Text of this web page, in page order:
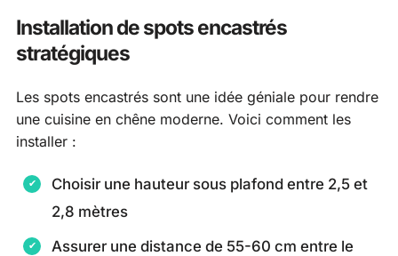
Installation de spots encastrés
stratégiques
Les spots encastrés sont une idée géniale pour rendre
une cuisine en chêne moderne. Voici comment les
installer :
Choisir une hauteur sous plafond entre 2,5 et
2,8 mètres
Assurer une distance de 55-60 cm entre le